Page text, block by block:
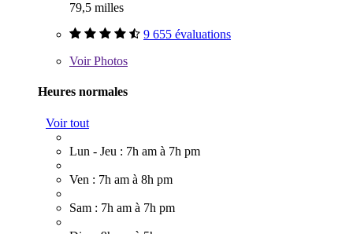
79,5 milles
9 655 évaluations
VoirPhotos
Heures normales
Voir tout
Lun - Jeu : 7h am à 7h pm
Ven : 7h am à 8h pm
Sam : 7h am à 7h pm